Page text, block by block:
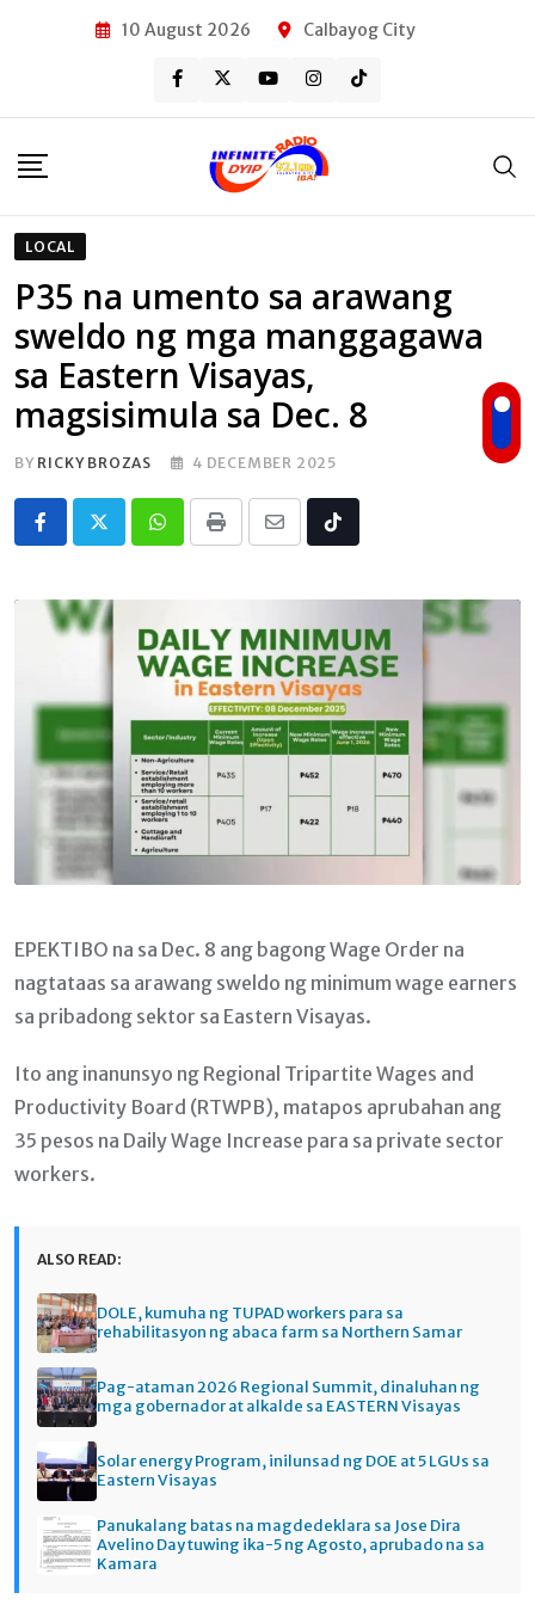
10 August 2026 Calbayog City
LOCAL
P35 na umento sa arawang
sweldo ng mga manggagawa
sa Eastern Visayas,
magsisimula sa Dec. 8
BY RICKY BROZAS 4 DECEMBER 2025
Whatsapp
Print
Share
Email
Tiktok
EPEKTIBO na sa Dec. 8 ang bagong Wage Order na
nagtataas sa arawang sweldo ng minimum wage earners
sa pribadong sektor sa Eastern Visayas.
Ito ang inanunsyo ng Regional Tripartite Wages and
Productivity Board (RTWPB), matapos aprubahan ang
35 pesos na Daily Wage Increase para sa private sector
workers.
ALSO READ:
DOLE, kumuha ng TUPAD workers para sa
rehabilitasyon ng abaca farm sa Northern Samar
Pag-ataman 2026 Regional Summit, dinaluhan ng
mga gobernador at alkalde sa EASTERN Visayas
Solar energy Program, inilunsad ng DOE at 5 LGUs sa
Eastern Visayas
Panukalang batas na magdedeklara sa Jose Dira
Avelino Day tuwing ika-5 ng Agosto, aprubado na sa
Kamara